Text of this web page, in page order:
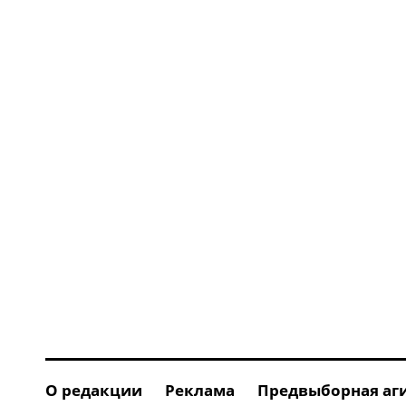
О редакции Реклама Предвыборная